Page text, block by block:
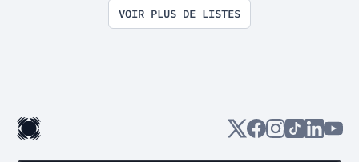
VOIR PLUS DE LISTES